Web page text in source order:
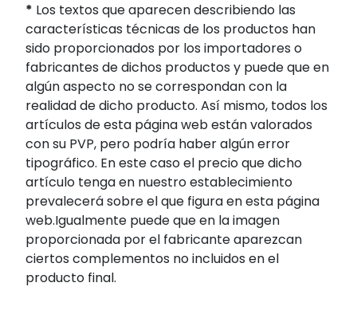
* Los textos que aparecen describiendo las
características técnicas de los productos han
sido proporcionados por los importadores o
fabricantes de dichos productos y puede que en
algún aspecto no se correspondan con la
realidad de dicho producto. Así mismo, todos los
artículos de esta página web están valorados
con su PVP, pero podría haber algún error
tipográfico. En este caso el precio que dicho
artículo tenga en nuestro establecimiento
prevalecerá sobre el que figura en esta página
web.Igualmente puede que en la imagen
proporcionada por el fabricante aparezcan
ciertos complementos no incluidos en el
producto final.